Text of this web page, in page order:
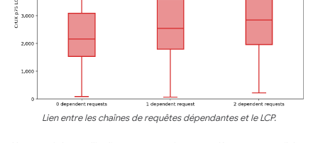
Lien entre les chaînes de requêtes dépendantes et le LCP.